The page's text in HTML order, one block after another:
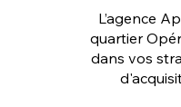
L’agence
quartier
dans vos